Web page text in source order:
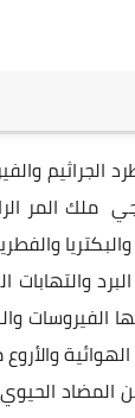
ملك المر
والبكتريا
الفيروسات
المضاد